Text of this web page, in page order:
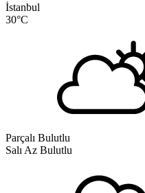
İstanbul
30°C
Parçalı Bulutlu
Salı Az Bulutlu